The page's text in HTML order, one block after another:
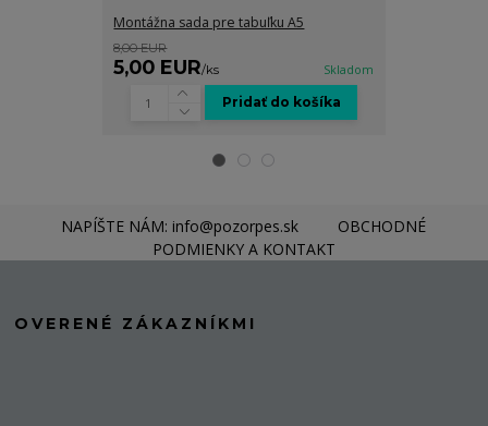
Montážna sada pre tabuľku A5
8,00 EUR
5,00 EUR/ks Skladom
Pridať do košíka
NAPÍŠTE NÁM: info@pozorpes.sk
OBCHODNÉ
PODMIENKY A KONTAKT
OVERENÉ ZÁKAZNÍKMI